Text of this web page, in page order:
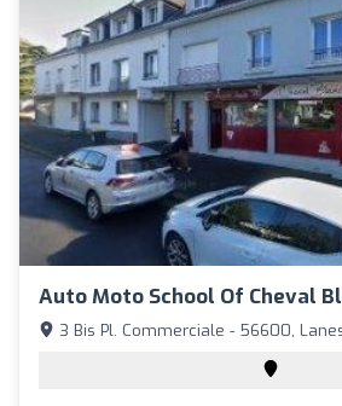
Auto Moto School Of Cheval
3 Bis Pl. Commerciale - 56600,